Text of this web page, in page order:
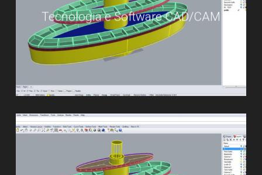
Tecnologia e Software CAD/CAM